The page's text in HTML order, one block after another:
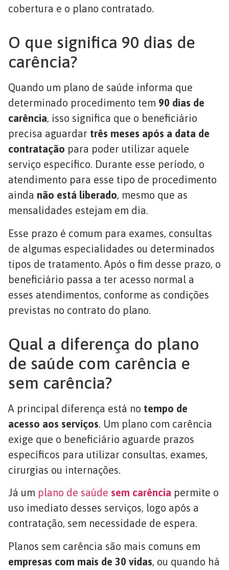
cobertura e o plano contratado.
O que significa 90 dias de
carência?
Quando um plano de saúde informa que
determinado procedimento tem 90 dias de
carência, isso significa que o beneficiário
precisa aguardar três meses após a data de
contratação para poder utilizar aquele
serviço específico. Durante esse período, o
atendimento para esse tipo de procedimento
ainda não está liberado, mesmo que as
mensalidades estejam em dia.
Esse prazo é comum para exames, consultas
de algumas especialidades ou determinados
tipos de tratamento. Após o fim desse prazo, o
beneficiário passa a ter acesso normal a
esses atendimentos, conforme as condições
previstas no contrato do plano.
Qual a diferença do plano
de saúde com carência e
sem carência?
A principal diferença está no tempo de
acesso aos serviços. Um plano com carência
exige que o beneficiário aguarde prazos
específicos para utilizar consultas, exames,
cirurgias ou internações.
Já um plano de saúde sem carência permite o
uso imediato desses serviços, logo após a
contratação, sem necessidade de espera.
Planos sem carência são mais comuns em
empresas com mais de 30 vidas, ou quando há